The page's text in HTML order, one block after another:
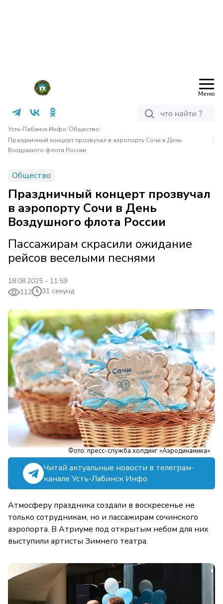
Меню
Усть-Лабинск Инфо/Общество/
Праздничный концерт прозвучал в аэропорту Сочи в День
Воздушного флота России
/
Общество
Праздничный концерт прозвучал
в аэропорту Сочи в День
Воздушного флота России
Пассажирам скрасили ожидание
рейсов веселыми песнями
18.08.2025 - 11:59
112
31 секунд
Фото: пресс-служба холдинг «Аэродинамика»
Читай актуальные новости в телеграм-
канале Усть-Лабинск Инфо
Атмосферу праздника создали в воскресенье не
только сотрудникам, но и пассажирам сочинского
аэропорта. В Атриуме под открытым небом для них
выступили артисты Зимнего театра.